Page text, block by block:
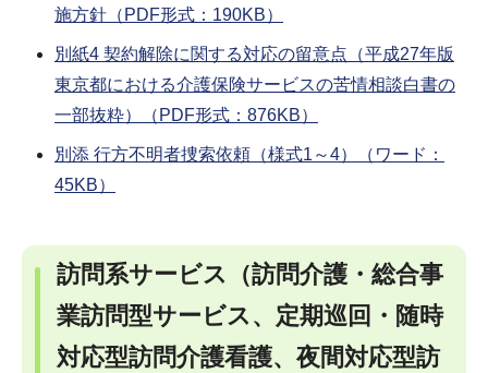
施方針（PDF形式：190KB）
別紙4 契約解除に関する対応の留意点（平成27年版
東京都における介護保険サービスの苦情相談白書の
一部抜粋）（PDF形式：876KB）
別添 行方不明者捜索依頼（様式1～4）（ワード：
45KB）
訪問系サービス（訪問介護・総合事
業訪問型サービス、定期巡回・随時
対応型訪問介護看護、夜間対応型訪